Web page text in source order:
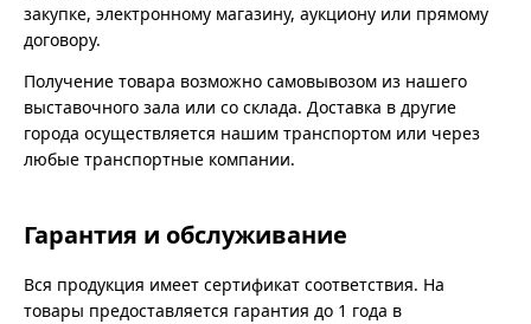
закупке, электронному магазину, аукциону или прямому
договору.
Получение товара возможно самовывозом из нашего
выставочного зала или со склада. Доставка в другие
города осуществляется нашим транспортом или через
любые транспортные компании.
Гарантия и обслуживание
Вся продукция имеет сертификат соответствия. На
товары предоставляется гарантия до 1 года в